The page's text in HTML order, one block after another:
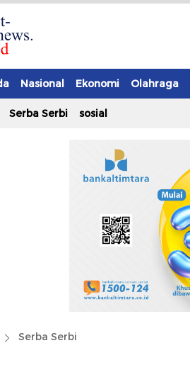
Cerdas, dan Terpercaya
Nasional Ekonomi Olahraga
Serba Serbi sosial
Serba Serbi